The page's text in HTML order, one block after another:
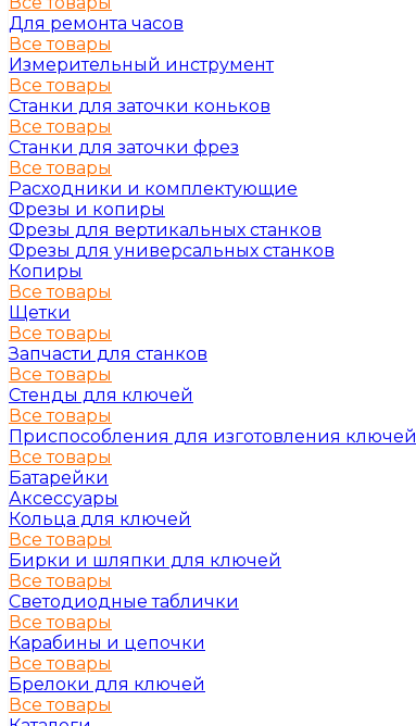
Для ремонта часов
Все товары
Измерительный инструмент
Все товары
Станки для заточки коньков
Все товары
Станки для заточки фрез
Все товары
Расходники и комплектующие
Фрезы и копиры
Фрезы для вертикальных станков
Фрезы для универсальных станков
Копиры
Все товары
Щетки
Все товары
Запчасти для станков
Все товары
Стенды для ключей
Все товары
Приспособления для изготовления ключей
Все товары
Батарейки
Аксессуары
Кольца для ключей
Все товары
Бирки и шляпки для ключей
Все товары
Светодиодные таблички
Все товары
Карабины и цепочки
Все товары
Брелоки для ключей
Все товары